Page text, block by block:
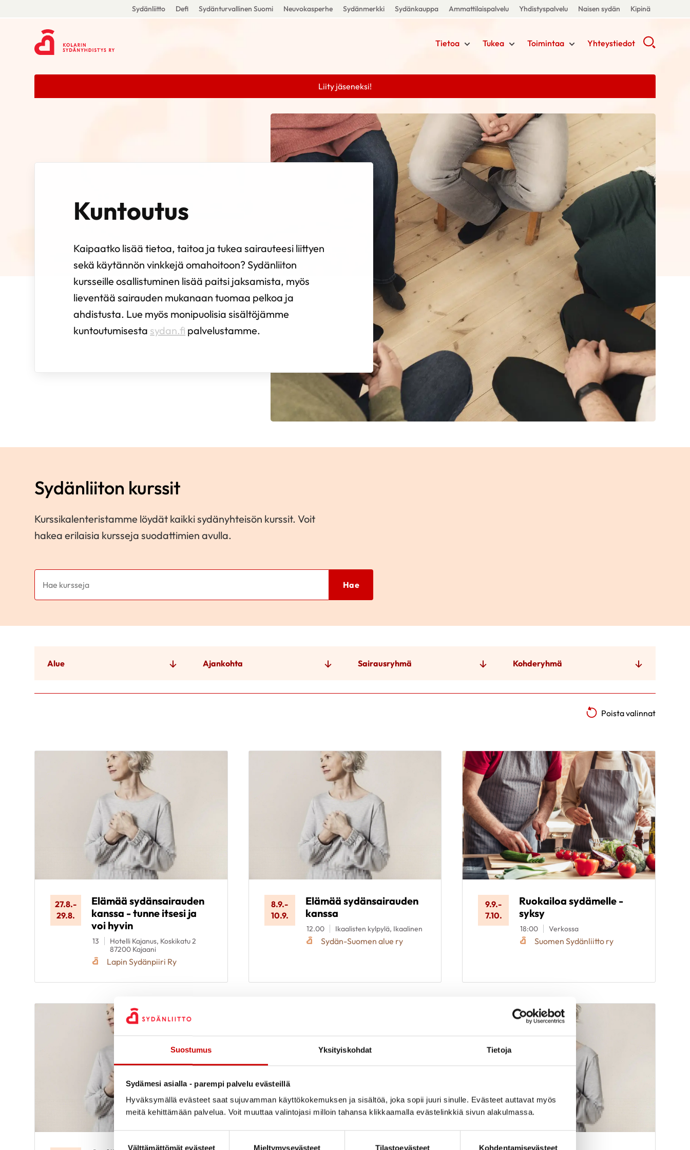
Suostumus Yksityiskohdat Tietoja
Sydämesi asialla - parempi palvelu evästeillä
Hyväksymällä evästeet saat sujuvamman käyttökokemuksen ja sisältöä, joka sopii juuri sinulle. Evästeet auttavat myös
meitä kehittämään palvelua. Voit muuttaa valintojasi milloin tahansa klikkaamalla evästelinkkiä sivun alakulmassa.
Välttämättömät evästeet
Mieltymysevästeet Tilastoevästeet Kohdentamisevästeet
Sydänliitto Defi Sydänturvallinen Suomi Neuvokasperhe Sydänmerkki Sydänkauppa Ammattilaispalvelu Yhdistyspalvelu Naisen sydän Kipinä
Tietoa Tukea Toimintaa Yhteystiedot
Liity jäseneksi!
Kuntoutus
Kaipaatko lisää tietoa, taitoa ja tukea sairauteesi liittyen
sekä käytännön vinkkejä omahoitoon? Sydänliiton
kursseille osallistuminen lisää paitsi jaksamista, myös
lieventää sairauden mukanaan tuomaa pelkoa ja
ahdistusta. Lue myös monipuolisia sisältöjämme
kuntoutumisesta sydan.fi palvelustamme.
Sydänliiton kurssit
Kurssikalenteristamme löydät kaikki sydänyhteisön kurssit. Voit
hakea erilaisia kursseja suodattimien avulla.
Hae
Alue Ajankohta Sairausryhmä Kohderyhmä
Poista valinnat
27.8.-
29.8.
Elämää sydänsairauden
kanssa - tunne itsesi ja
voi hyvin
13
Hotelli Kajanus, Koskikatu 2
87200 Kajaani
Lapin Sydänpiiri Ry
8.9.-
10.9.
Elämää sydänsairauden
kanssa
12.00 Ikaalisten kylpylä, Ikaalinen
Sydän-Suomen alue ry
9.9.-
7.10.
Ruokailoa sydämelle -
syksy
18:00 Verkossa
Suomen Sydänliitto ry